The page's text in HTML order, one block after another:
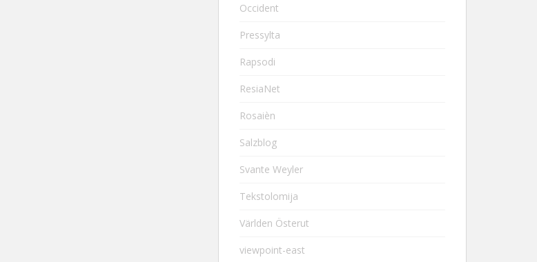
Occident
Pressylta
Rapsodi
ResiaNet
Rosaièn
Salzblog
Svante Weyler
Tekstolomija
Världen Österut
viewpoint-east